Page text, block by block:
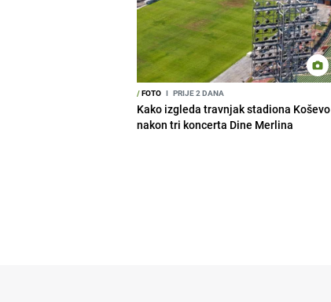
/FOTO I PRIJE 2 DANA
Kako izgleda travnjak stadiona Koševo
nakon tri koncerta Dine Merlina